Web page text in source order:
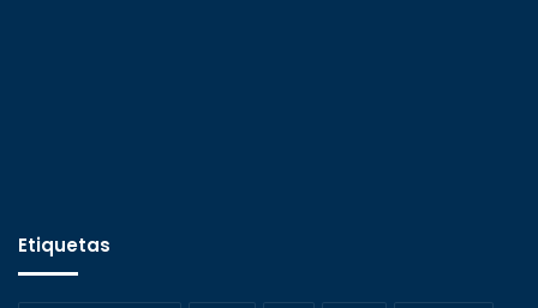
Etiquetas